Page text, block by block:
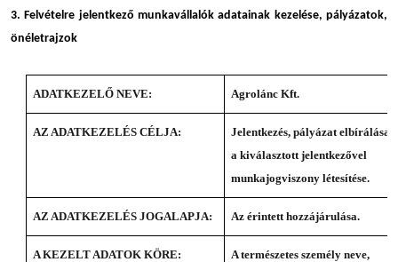
3. Felvételre jelentkező munkavállalók adatainak kezelése, pályázatok,
önéletrajzok
ADATKEZELŐ NEVE: Agrolánc Kft.
AZ ADATKEZELÉS CÉLJA:
Jelentkezés, pályázat elbírálása,
a kiválasztott jelentkezővel
munkajogviszony létesítése.
AZ ADATKEZELÉS JOGALAPJA: Az érintett hozzájárulása.
A KEZELT ADATOK KÖRE:
A természetes személy neve,